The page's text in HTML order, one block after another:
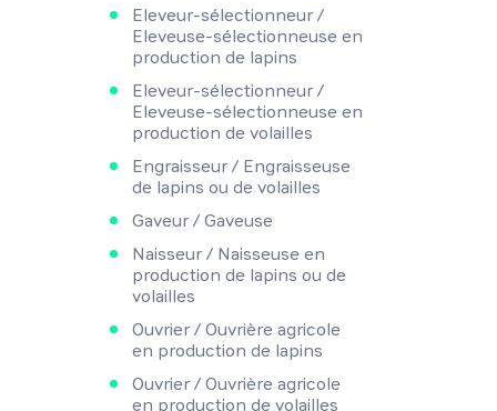
Eleveur-sélectionneur /
Eleveuse-sélectionneuse en
production de lapins
Eleveur-sélectionneur /
Eleveuse-sélectionneuse en
production de volailles
Engraisseur / Engraisseuse
de lapins ou de volailles
Gaveur / Gaveuse
Naisseur / Naisseuse en
production de lapins ou de
volailles
Ouvrier / Ouvrière agricole
en production de lapins
Ouvrier / Ouvrière agricole
en production de volailles